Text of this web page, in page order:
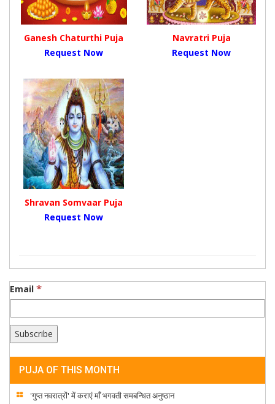
Ganesh Chaturthi Puja
Request Now
Navratri Puja
Request Now
Shravan Somvaar Puja
Request Now
Email *
PUJA OF THIS MONTH
'गुप्त नवरात्रों' में कराएं माँ भगवती समबन्धित अनुष्ठान